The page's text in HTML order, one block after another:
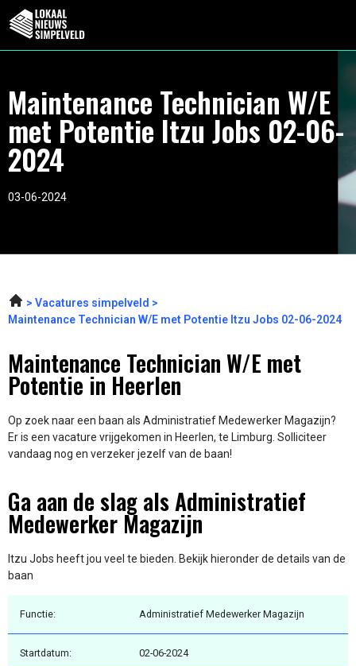
Maintenance Technician W/E
met Potentie Itzu Jobs 02-06-
2024
03-06-2024
Vacatures simpelveld
Maintenance Technician W/E met Potentie Itzu Jobs 02-06-2024
Maintenance Technician W/E met
Potentie in Heerlen
Op zoek naar een baan als Administratief Medewerker Magazijn?
Er is een vacature vrijgekomen in Heerlen, te Limburg. Solliciteer
vandaag nog en verzeker jezelf van de baan!
Ga aan de slag als Administratief
Medewerker Magazijn
Itzu Jobs heeft jou veel te bieden. Bekijk hieronder de details van de
baan
Functie: Administratief Medewerker Magazijn
Startdatum: 02-06-2024